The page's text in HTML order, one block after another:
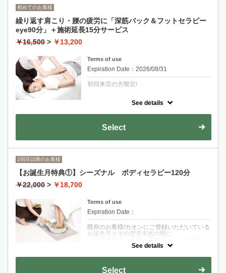
・睡眠不足
・肩こり
■コース時間の他、施術後の着替え、お茶と
会計の時間がございます。
クーポンについて
リフレクソロジー15分」がついた初回トライ
アルメニュー！足裏の反射区を刺激し内臓機
能にアプローチする英国式リフレクソロジ
ー！心地よい刺激で足から内側のケアをした
い方におすすめのプランです。
初めてのお客様
繰り返す肩こり・腰の疲労に「深筋バック＆フットセラピー
eye90分」＋施術延長15分サービス
￥16,500 > ￥13,200
Terms of use
Expiration Date：2026/08/31
初回来店の方限定/
/ご提供いたしますセラピーはリラクゼーショ
お客様の安全を守るため、お体の状態につい
すのでご了承ください。/
クーポンについて
肩こりで定期的なメンテナンスにサロンを探
している方
健康維持のため、自分をケアしたい方
に漂う植物の香りが一瞬で緊張をほぐしま
深筋バック＆フットセラピーeye90分に15分
See details
Select
2回目以降のお客様
【お誕生月特典①】シーズナル ボディセラピー120分
￥22,000 > ￥18,700
Terms of use
Expiration Date：
既存のお客様/カオンにご登録いただいている
お誕生月とその翌月末迄の間に
利用いただけます。See details
Select